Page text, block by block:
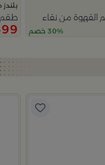
القهوة من نقاء
30% خصم
طقم